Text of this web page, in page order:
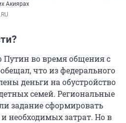
Акиярах
Путин во время общения с
что из федерального
деньги на обустройство
семей. Региональные
задание сформировать
необходимых затрат. Но в